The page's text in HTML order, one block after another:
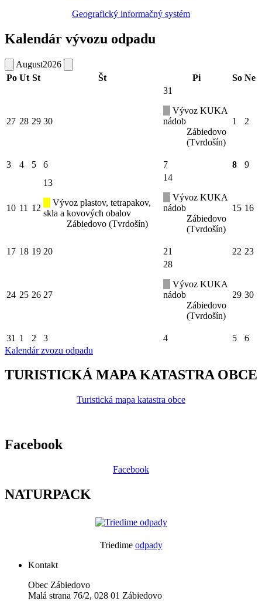
Geografický informačný systém
Kalendár vývozu odpadu
August2026
Po Ut St Št Pi So Ne
27 28 29 30
31
Vývoz KUKA
nádob
Zábiedovo
(Tvrdošín)
1 2
3 4 5 6 7 8 9
10 11 12
13
Vývoz plastov, tetrapakov,
skla a kovových obalov
Zábiedovo (Tvrdošín)
14
Vývoz KUKA
nádob
Zábiedovo
(Tvrdošín)
15 16
17 18 19 20 21 22 23
24 25 26 27
28
Vývoz KUKA
nádob
Zábiedovo
(Tvrdošín)
29 30
31 1 2 3 4 5
6
Kalendár zvozu odpadu
TURISTICKÁ MAPA KATASTRA OBCE
Turistická mapa katastra obce
Facebook
Facebook
NATURPACK
Triedime odpady
Kontakt
Obec Zábiedovo
Malá strana 76/2, 028 01 Zábiedovo